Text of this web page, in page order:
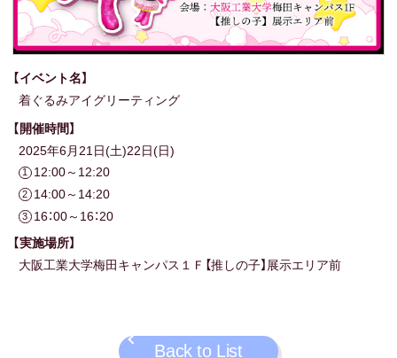
【イベント名】
着ぐるみアイグリーティング
【開催時間】
2025年6月21日(土)22日(日)
12:00～12:20
14:00～14:20
16：00～16：20
【実施場所】
大阪工業大学梅田キャンパス１Ｆ【推しの子】展示エリア前
Back to List